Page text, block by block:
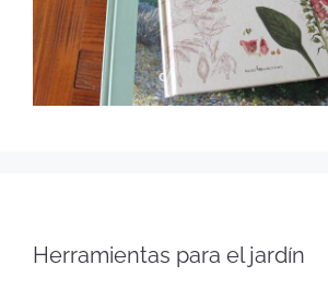
Herramientas para el jardín